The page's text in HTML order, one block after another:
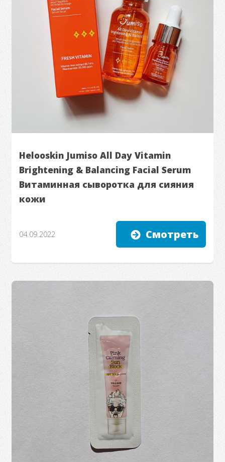
Helooskin Jumiso All Day Vitamin
Brightening & Balancing Facial Serum
Витаминная сыворотка для сияния
кожи
04.09.2022 Смотреть